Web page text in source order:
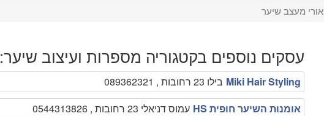
אורי מעצב שיער
עסקים נוספים בקטגוריה מספרות ועיצוב שיער:
Miki Hair Styling בילו 23 רחובות , 089362321
אומנות השיער חופית HS
עמוס דניאלי 23 רחובות , 0544313826